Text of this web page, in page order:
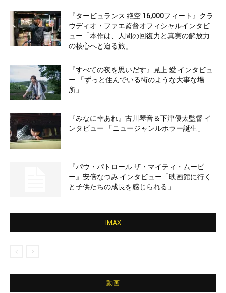
『タービュランス 絶空 16,000フィート』クラ
ウディオ・ファエ監督オフィシャルインタビ
ュー「本作は、人間の回復力と真実の解放力
の核心へと迫る旅」
『すべての夜を思いだす』見上 愛 インタビュ
ー 「ずっと住んでいる街のような大事な場
所」
『みなに幸あれ』古川琴音＆下津優太監督 イ
ンタビュー 「ニュージャンルホラー誕生」
『パウ・パトロール ザ・マイティ・ムービ
ー』安倍なつみ インタビュー「映画館に行く
と子供たちの成長を感じられる」
IMAX
動画